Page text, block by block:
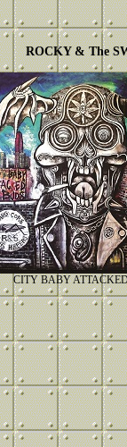
ROCKY & The
CITY BABY